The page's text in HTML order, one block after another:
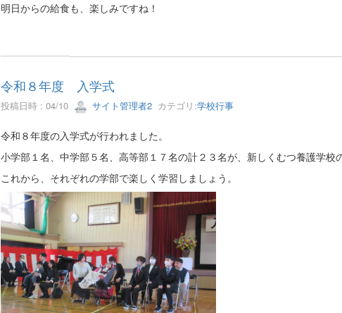
明日からの給食も、楽しみですね！
令和８年度 入学式
投稿日時 : 04/10 サイト管理者2カテゴリ:学校行事
令和８年度の入学式が行われました。
小学部１名、中学部５名、高等部１７名の計２３名が、新しくむつ養護学校
これから、それぞれの学部で楽しく学習しましょう。